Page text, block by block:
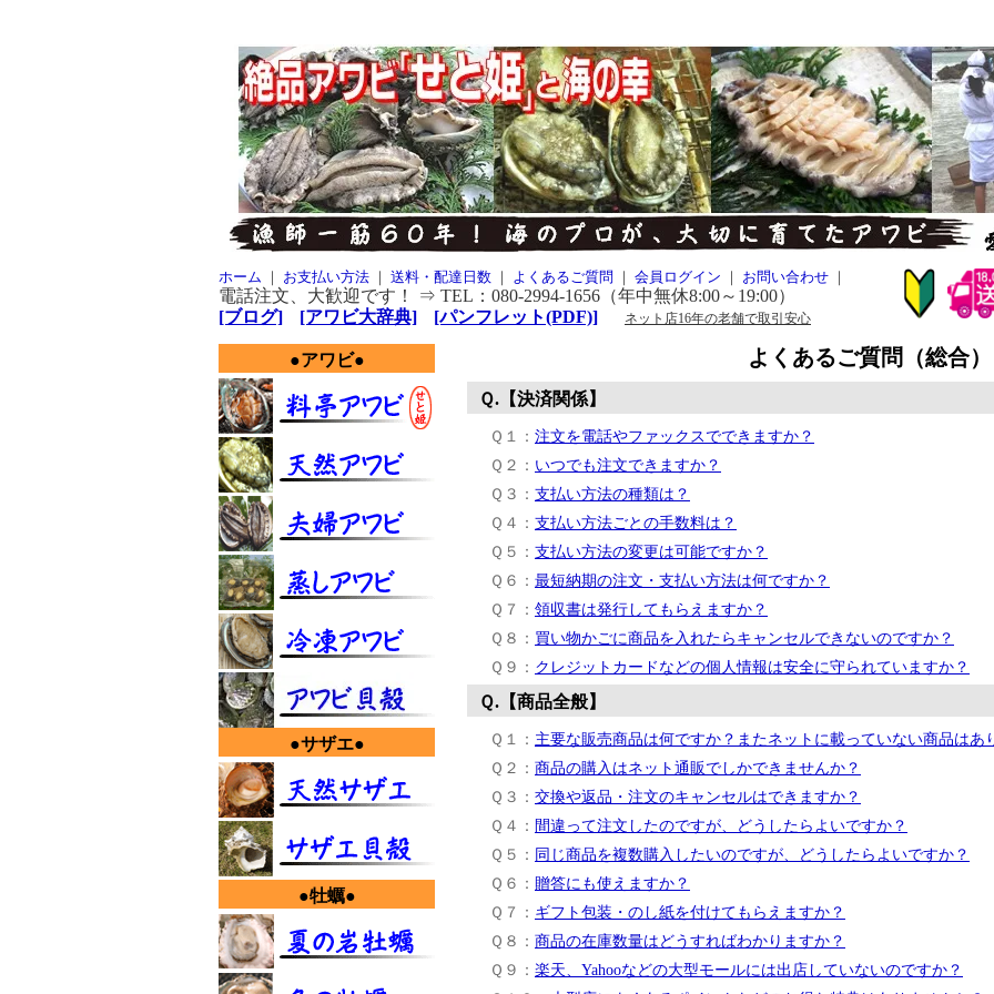
ホーム ｜ お支払い方法 ｜ 送料・配達日数 ｜ よくあるご質問 ｜ 会員ログイン ｜ お問い合わせ ｜
電話注文、大歓迎です！ ⇒ TEL：080-2994-1656（年中無休8:00～19:00）
[ブログ]
[アワビ大辞典] [パンフレット(PDF)] ネット店16年の老舗で取引安心
●アワビ●
●サザエ●
●牡蠣●
よくあるご質問（総合）
Ｑ.【決済関係】
Ｑ１： 注文を電話やファックスでできますか？
Ｑ２： いつでも注文できますか？
Ｑ３： 支払い方法の種類は？
Ｑ４： 支払い方法ごとの手数料は？
Ｑ５： 支払い方法の変更は可能ですか？
Ｑ６： 最短納期の注文・支払い方法は何ですか？
Ｑ７： 領収書は発行してもらえますか？
Ｑ８： 買い物かごに商品を入れたらキャンセルできないのですか？
Ｑ９： クレジットカードなどの個人情報は安全に守られていますか？
Ｑ.【商品全般】
Ｑ１： 主要な販売商品は何ですか？またネットに載っていない商品はあ
Ｑ２： 商品の購入はネット通販でしかできませんか？
Ｑ３： 交換や返品・注文のキャンセルはできますか？
Ｑ４： 間違って注文したのですが、どうしたらよいですか？
Ｑ５： 同じ商品を複数購入したいのですが、どうしたらよいですか？
Ｑ６： 贈答にも使えますか？
Ｑ７： ギフト包装・のし紙を付けてもらえますか？
Ｑ８： 商品の在庫数量はどうすればわかりますか？
Ｑ９： 楽天、Yahooなどの大型モールには出店していないのですか？